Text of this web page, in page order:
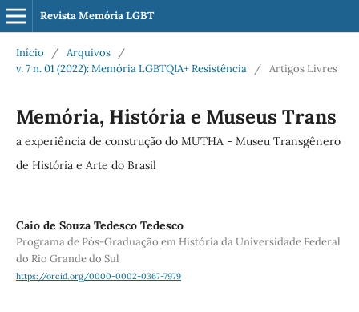
Revista Memória LGBT
Início / Arquivos
/
v. 7 n. 01 (2022): Memória LGBTQIA+ Resistência
/ Artigos Livres
Memória, História e Museus Trans
a experiência de construção do MUTHA - Museu Transgênero
de História e Arte do Brasil
Caio de Souza Tedesco Tedesco
Programa de Pós-Graduação em História da Universidade Federal
do Rio Grande do Sul
https://orcid.org/0000-0002-0367-7979